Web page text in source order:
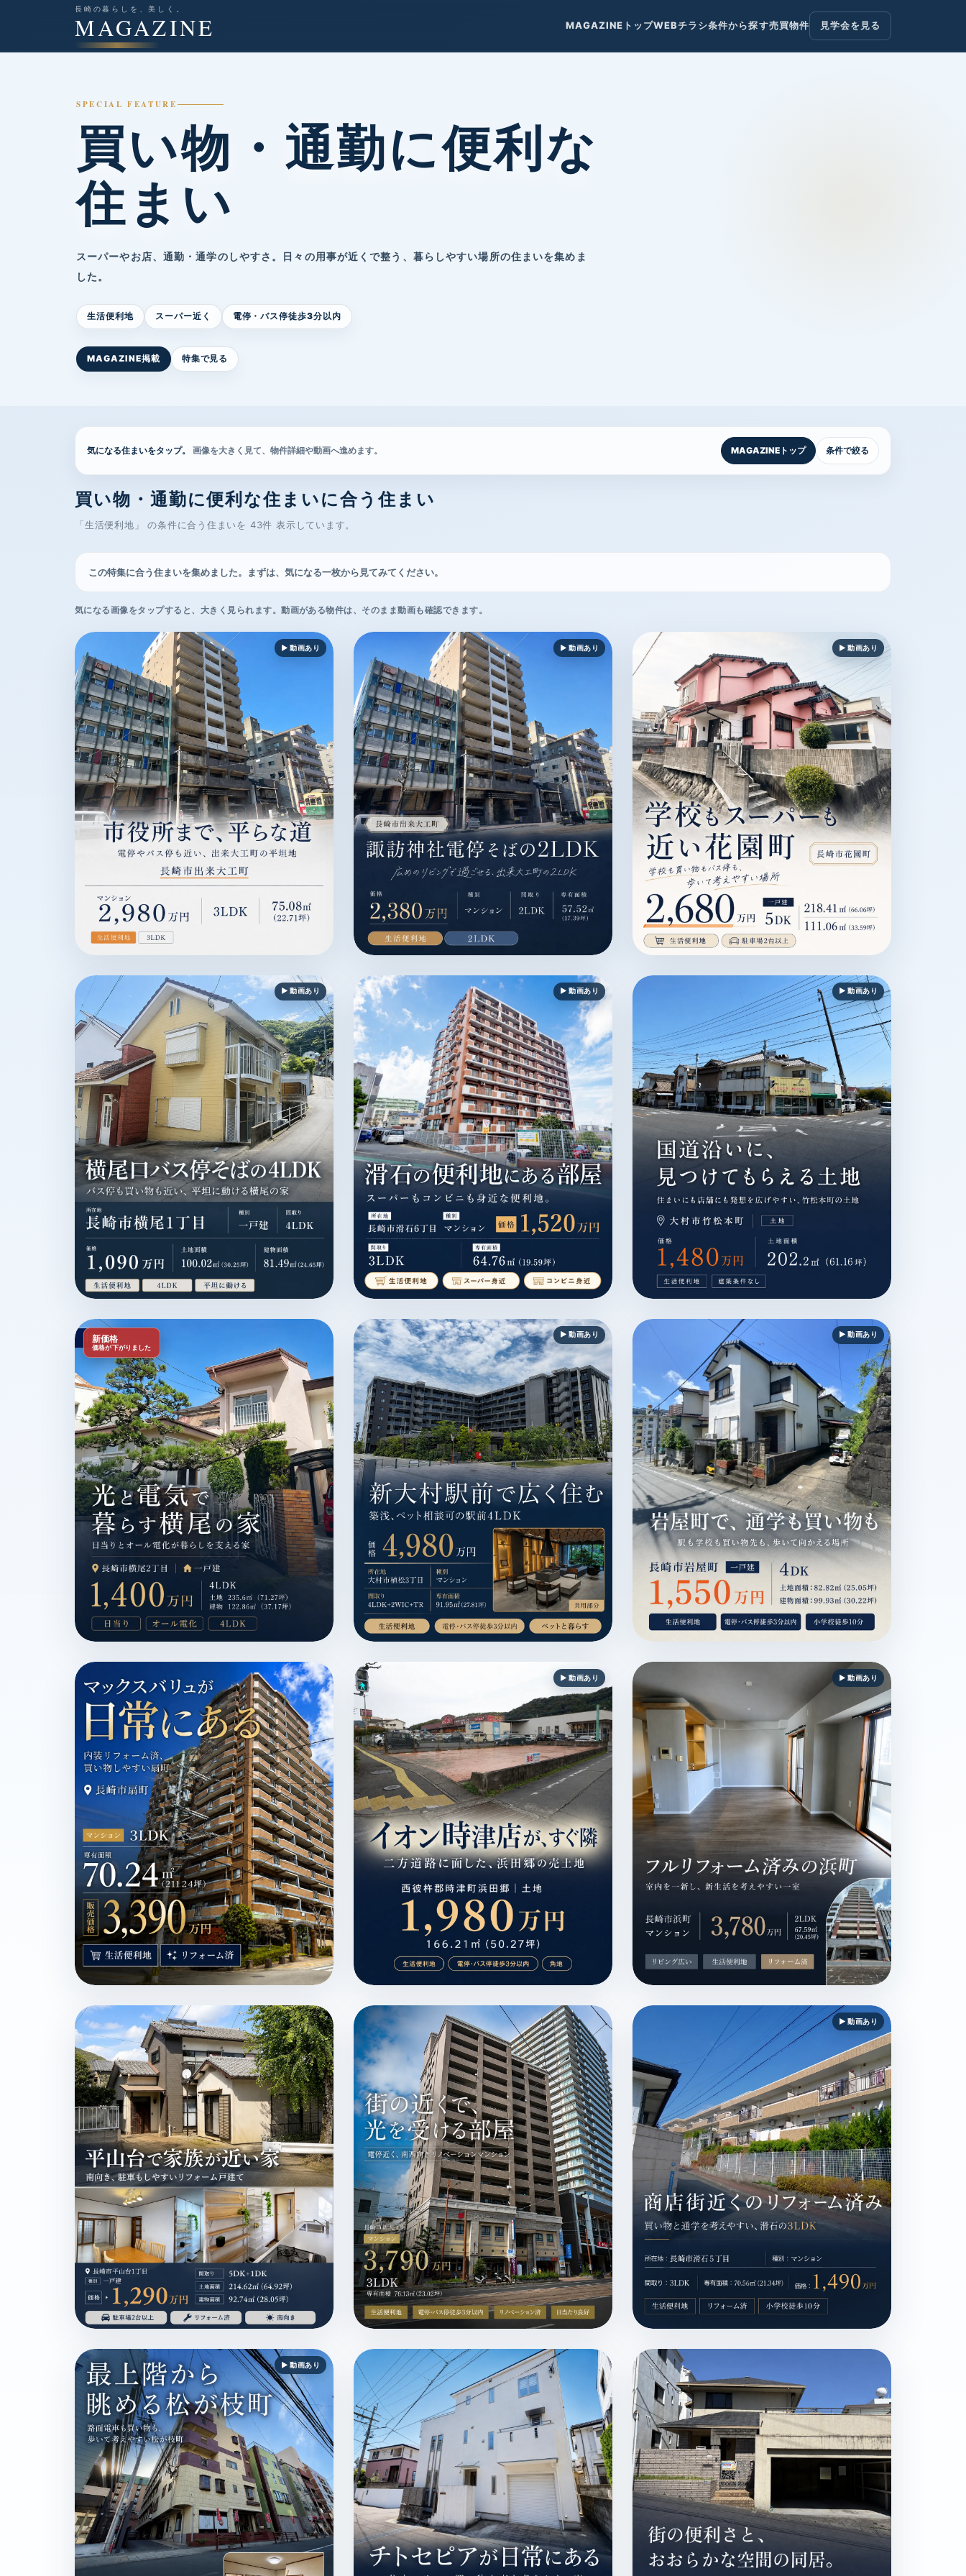
長崎の暮らしを、美しく。
MAGAZINE MAGAZINEトップWEBチラシ条件から探す売買物件 見学会を見る
SPECIAL FEATURE
買い物・通勤に便利な
住まい
スーパーやお店、通勤・通学のしやすさ。日々の用事が近くで整う、暮らしやすい場所の住まいを集めま
した。
生活便利地 スーパー近く 電停・バス停徒歩3分以内
MAGAZINE掲載 特集で見る
気になる住まいをタップ。 画像を大きく見て、物件詳細や動画へ進めます。 MAGAZINEトップ 条件で絞る
買い物・通勤に便利な住まいに合う住まい
「生活便利地」 の条件に合う住まいを 43件 表示しています。
この特集に合う住まいを集めました。まずは、気になる一枚から見てみてください。
気になる画像をタップすると、大きく見られます。動画がある物件は、そのまま動画も確認できます。
▶ 動画あり ▶ 動画あり ▶ 動画あり
▶ 動画あり ▶ 動画あり ▶ 動画あり
新価格
価格が下がりました
▶ 動画あり ▶ 動画あり
▶ 動画あり ▶ 動画あり
▶ 動画あり
▶ 動画あり